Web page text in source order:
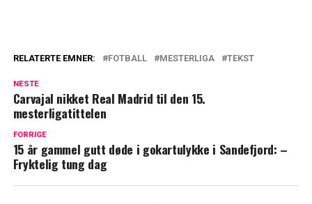
RELATERTE EMNER: FOTBALL MESTERLIGA TEKST
NESTE
Carvajal nikket Real Madrid til den 15.
mesterligatittelen
FORRIGE
15 år gammel gutt døde i gokartulykke i Sandefjord: –
Fryktelig tung dag